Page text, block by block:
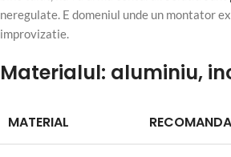
neregulate. E domeniul unde un montator
improvizatie.
Materialul: aluminiu,
MATERIAL